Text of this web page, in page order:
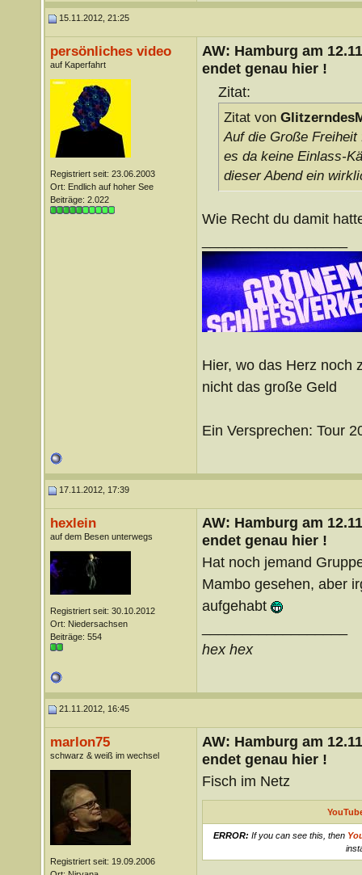
15.11.2012, 21:25
persönliches video
auf Kaperfahrt
Registriert seit: 23.06.2003
Ort: Endlich auf hoher See
Beiträge: 2.022
AW: Hamburg am
endet genau hier !
Zitat:
Zitat von
Auf die Große
es da keine Einlass-
dieser Abend ein
Wie Recht du damit
Hier, wo das Herz noch
nicht das große Geld
Ein Versprechen: Tour
17.11.2012, 17:39
hexlein
auf dem Besen unterwegs
Registriert seit: 30.10.2012
Ort: Niedersachsen
Beiträge: 554
AW: Hamburg am
endet genau hier !
Hat noch jemand
Mambo gesehen, aber
aufgehabt
hex hex
21.11.2012, 16:45
marlon75
schwarz & weiß im wechsel
Registriert seit: 19.09.2006
AW: Hamburg am
endet genau hier !
Fisch im Netz
ERROR: If you can see this, then